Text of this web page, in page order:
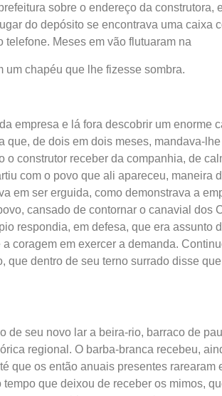
sobre o endereço da construtora,
do depósito se encontrava uma caixa
Meses em vão flutuaram na
um chapéu que lhe fizesse sombra.
empresa e lá fora descobrir um enorme
de dois em dois meses, mandava-
construtor receber da companhia, de
com o povo que ali apareceu, maneira
em ser erguida, como demonstrava a
cansado de contornar o canavial dos
respondia, em defesa, que era assunto
coragem em exercer a demanda.
dentro de seu terno surrado disse
de seu novo lar a beira-rio, barraco de
regional. O barba-branca recebeu,
que os então anuais presentes rarearam
que deixou de receber os mimos,